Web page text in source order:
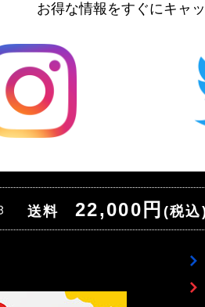
お得な情報をすぐにキャッ
送料 22,000円 (税込)